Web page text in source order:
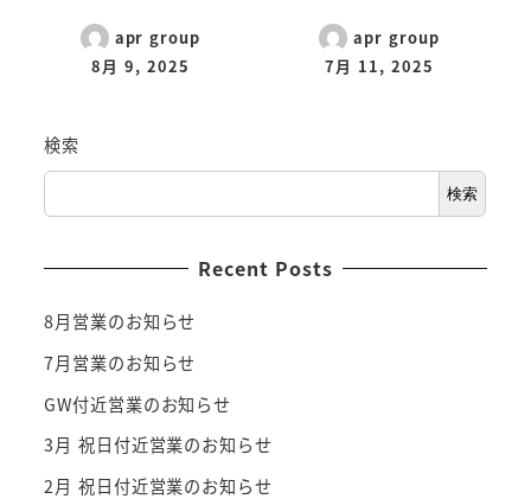
apr group
8月 9, 2025
apr group
7月 11, 2025
検索
検索
Recent Posts
8月営業のお知らせ
7月営業のお知らせ
GW付近営業のお知らせ
3月 祝日付近営業のお知らせ
2月 祝日付近営業のお知らせ